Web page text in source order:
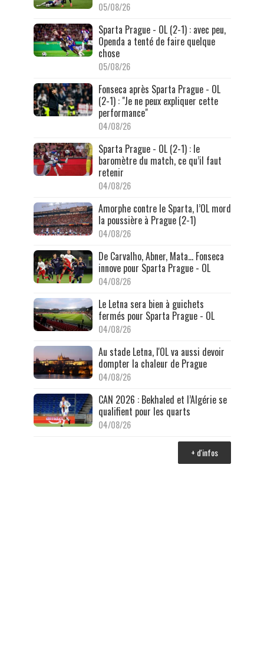
05/08/26
Sparta Prague - OL (2-1) : avec peu,
Openda a tenté de faire quelque
chose
05/08/26
Fonseca après Sparta Prague - OL
(2-1) : "Je ne peux expliquer cette
performance"
04/08/26
Sparta Prague - OL (2-1) : le
baromètre du match, ce qu’il faut
retenir
04/08/26
Amorphe contre le Sparta, l’OL mord
la poussière à Prague (2-1)
04/08/26
De Carvalho, Abner, Mata… Fonseca
innove pour Sparta Prague - OL
04/08/26
Le Letna sera bien à guichets
fermés pour Sparta Prague - OL
04/08/26
Au stade Letna, l'OL va aussi devoir
dompter la chaleur de Prague
04/08/26
CAN 2026 : Bekhaled et l’Algérie se
qualifient pour les quarts
04/08/26
+ d'infos